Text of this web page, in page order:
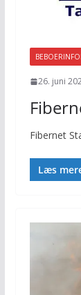
26. juni
Fibernet
Læs